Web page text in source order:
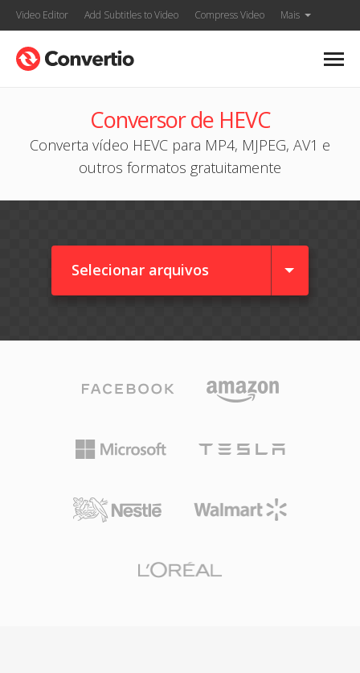
Video Editor Add Subtitles to Video Compress Video Mais
Conversor de HEVC
Converta vídeo HEVC para MP4, MJPEG, AV1 e
outros formatos gratuitamente
Selecionar arquivos